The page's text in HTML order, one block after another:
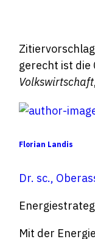
gerecht ist die
Volkswirtschaft
Florian Landis
Dr. sc.,
Mit der